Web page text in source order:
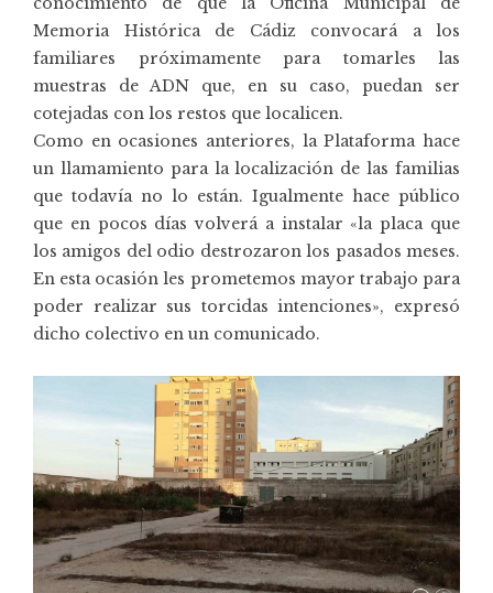
Memoria Histórica de Cádiz convocará a los
familiares próximamente para tomarles las
muestras de ADN que, en su caso, puedan ser
cotejadas con los restos que localicen.
Como en ocasiones anteriores, la Plataforma hace
un llamamiento para la localización de las familias
que todavía no lo están. Igualmente hace público
que en pocos días volverá a instalar «la placa que
los amigos del odio destrozaron los pasados meses.
En esta ocasión les prometemos mayor trabajo para
poder realizar sus torcidas intenciones», expresó
dicho colectivo en un comunicado.